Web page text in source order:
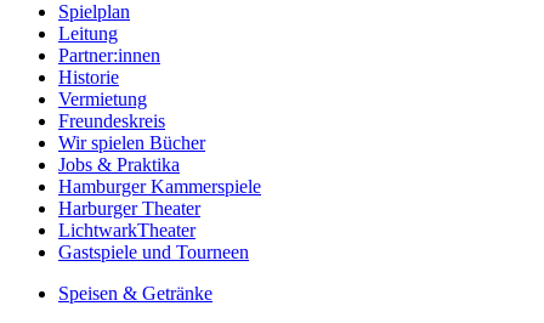
Spielplan
Leitung
Partner:innen
Historie
Vermietung
Freundeskreis
Wir spielen Bücher
Jobs & Praktika
Hamburger Kammerspiele
Harburger Theater
LichtwarkTheater
Gastspiele und Tourneen
Speisen & Getränke